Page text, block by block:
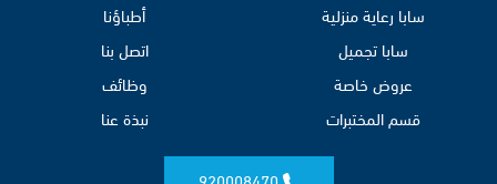
سابا رعاية منزلية
سابا تجميل
عروض خاصة
قسم المختبرات
أطباؤنا
اتصل بنا
وظائف
نبذة عنا